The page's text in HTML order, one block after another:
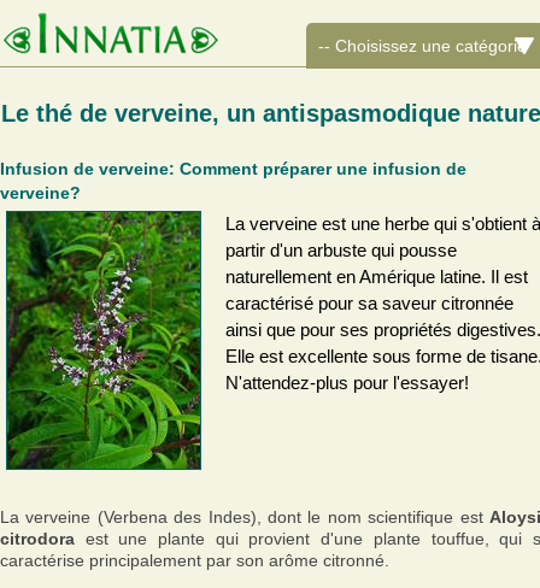
Le thé de verveine, un antispasmodique
Infusion de verveine: Comment préparer une infusion de
verveine?
La verveine est une herbe qui s'obtient à
partir d'un arbuste qui pousse
naturellement en Amérique latine. Il est
caractérisé pour sa saveur citronnée
ainsi que pour ses propriétés digestives.
Elle est excellente sous forme de
N'attendez-plus pour l'essayer!
La verveine (Verbena des Indes), dont le nom scientifique est
citrodora est une plante qui provient d'une plante touffue, qui
caractérise principalement par son arôme citronné.